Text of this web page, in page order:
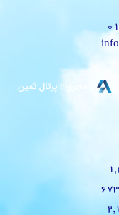
673